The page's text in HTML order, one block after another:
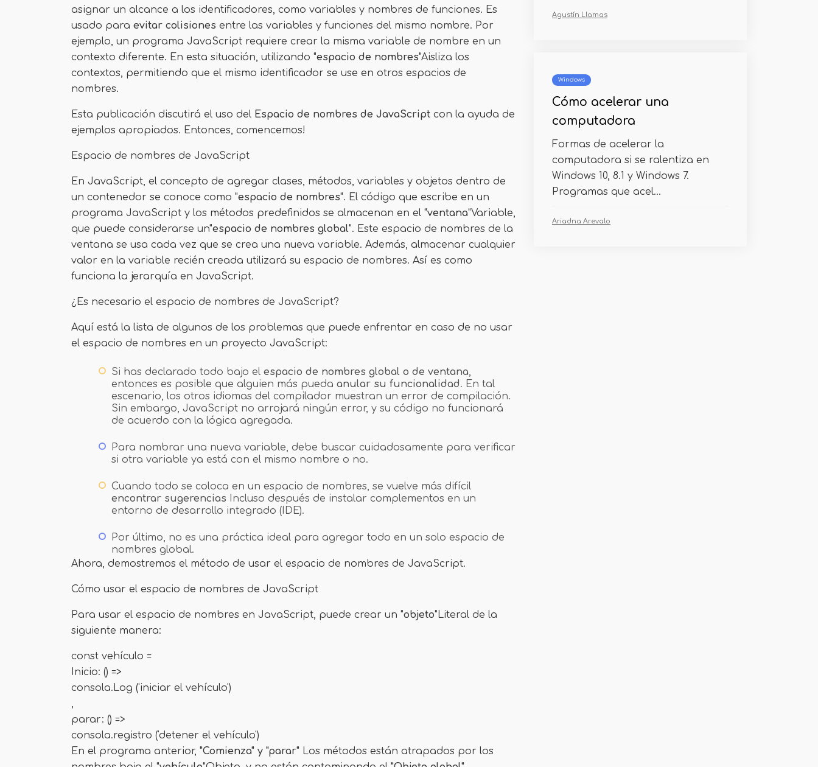
asignar un alcance a los identificadores, como variables y nombres de funciones. Es
usado para evitar colisiones entre las variables y funciones del mismo nombre. Por
ejemplo, un programa JavaScript requiere crear la misma variable de nombre en un
contexto diferente. En esta situación, utilizando "espacio de nombres"Aisliza los
contextos, permitiendo que el mismo identificador se use en otros espacios de
nombres.
Esta publicación discutirá el uso del Espacio de nombres de JavaScript con la ayuda de
ejemplos apropiados. Entonces, comencemos!
Espacio de nombres de JavaScript
En JavaScript, el concepto de agregar clases, métodos, variables y objetos dentro de
un contenedor se conoce como "espacio de nombres". El código que escribe en un
programa JavaScript y los métodos predefinidos se almacenan en el "ventana"Variable,
que puede considerarse un"espacio de nombres global". Este espacio de nombres de la
ventana se usa cada vez que se crea una nueva variable. Además, almacenar cualquier
valor en la variable recién creada utilizará su espacio de nombres. Así es como
funciona la jerarquía en JavaScript.
¿Es necesario el espacio de nombres de JavaScript?
Aquí está la lista de algunos de los problemas que puede enfrentar en caso de no usar
el espacio de nombres en un proyecto JavaScript:
Si has declarado todo bajo el espacio de nombres global o de ventana,
entonces es posible que alguien más pueda anular su funcionalidad. En tal
escenario, los otros idiomas del compilador muestran un error de compilación.
Sin embargo, JavaScript no arrojará ningún error, y su código no funcionará
de acuerdo con la lógica agregada.
Para nombrar una nueva variable, debe buscar cuidadosamente para verificar
si otra variable ya está con el mismo nombre o no.
Cuando todo se coloca en un espacio de nombres, se vuelve más difícil
encontrar sugerencias Incluso después de instalar complementos en un
entorno de desarrollo integrado (IDE).
Por último, no es una práctica ideal para agregar todo en un solo espacio de
nombres global.
Ahora, demostremos el método de usar el espacio de nombres de JavaScript.
Cómo usar el espacio de nombres de JavaScript
Para usar el espacio de nombres en JavaScript, puede crear un "objeto"Literal de la
siguiente manera:
const vehículo =
Inicio: () =>
consola.Log ('iniciar el vehículo')
,
parar: () =>
consola.registro ('detener el vehículo')
En el programa anterior, "Comienza" y "parar" Los métodos están atrapados por los
Agustín Llamas
Windows
Cómo acelerar una
computadora
Formas de acelerar la
computadora si se ralentiza en
Windows 10, 8.1 y Windows 7.
Programas que acel...
Ariadna Arevalo